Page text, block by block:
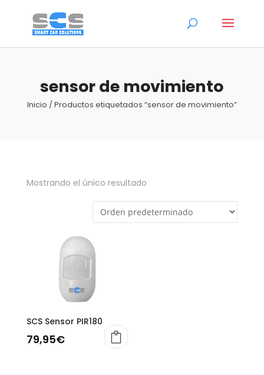
sensor de movimiento
Inicio / Productos etiquetados “sensor de movimiento”
Mostrando el único resultado
SCS Sensor PIR180
79,95€